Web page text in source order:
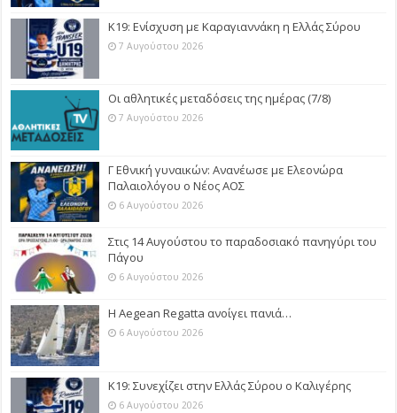
Κ19: Ενίσχυση με Καραγιαννάκη η Ελλάς Σύρου
7 Αυγούστου 2026
Οι αθλητικές μεταδόσεις της ημέρας (7/8)
7 Αυγούστου 2026
Γ Εθνική γυναικών: Ανανέωσε με Ελεονώρα
Παλαιολόγου ο Νέος ΑΟΣ
6 Αυγούστου 2026
Στις 14 Αυγούστου το παραδοσιακό πανηγύρι του
Πάγου
6 Αυγούστου 2026
Η Aegean Regatta ανοίγει πανιά…
6 Αυγούστου 2026
Κ19: Συνεχίζει στην Ελλάς Σύρου ο Καλιγέρης
6 Αυγούστου 2026